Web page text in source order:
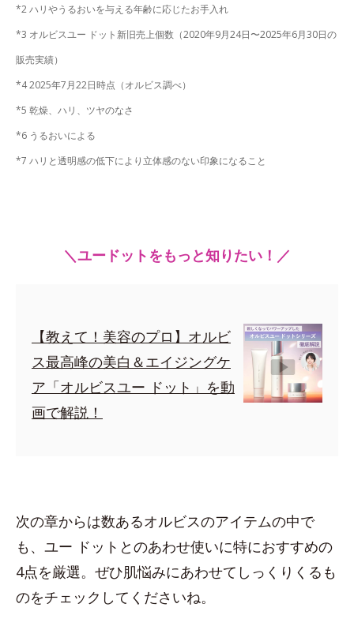
*2 ハリやうるおいを与える年齢に応じたお手入れ
*3 オルビスユー ドット新旧売上個数（2020年9月24日〜2025年6月30日の
販売実績）
*4 2025年7月22日時点（オルビス調べ）
*5 乾燥、ハリ、ツヤのなさ
*6 うるおいによる
*7 ハリと透明感の低下により立体感のない印象になること
＼ユードットをもっと知りたい！／
【教えて！美容のプロ】オルビ
ス最高峰の美白＆エイジングケ
ア「オルビスユー ドット」を動
画で解説！
次の章からは数あるオルビスのアイテムの中で
も、ユー ドットとのあわせ使いに特におすすめの
4点を厳選。ぜひ肌悩みにあわせてしっくりくるも
のをチェックしてくださいね。